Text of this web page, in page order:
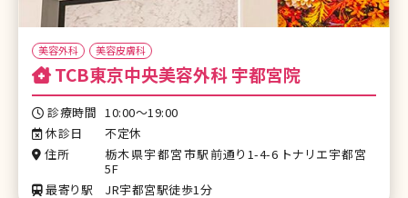
美容外科 美容皮膚科
TCB東京中央美容外科 宇都宮院
診療時間 10:00～19:00
休診日
不定休
住所
栃木県宇都宮市駅前通り1-4-6 トナリエ宇都宮
5F
最寄り駅
JR宇都宮駅徒歩1分